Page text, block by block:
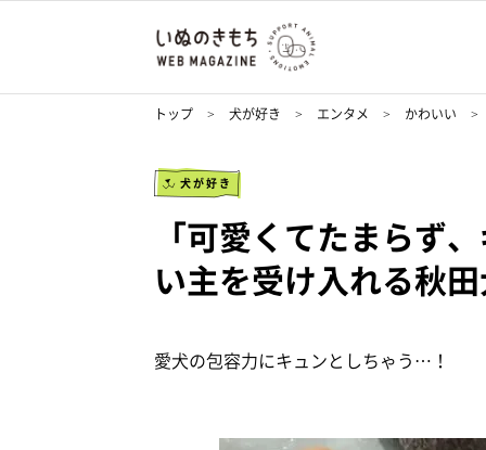
トップ 犬が好き エンタメ かわいい
犬が好き
「可愛くてたまら
い主を受け入れる秋
愛犬の包容力にキュンとしちゃう…！